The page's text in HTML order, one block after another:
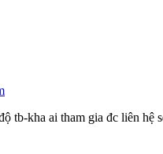
tb-kha ai tham gia đc liên hệ